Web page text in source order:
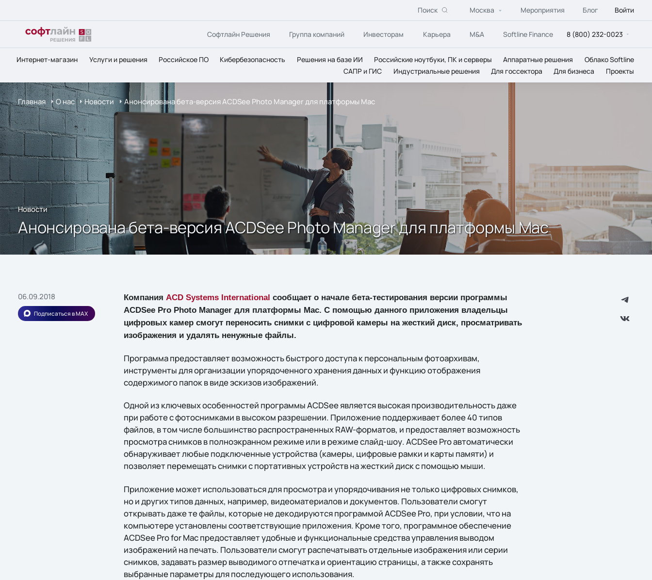
Поиск Москва Мероприятия Блог Войти
Софтлайн Решения Группа компаний Инвесторам Карьера M&A Softline Finance 8 (800) 232-0023
Интернет-магазин Услуги и решения Российское ПО Кибербезопасность Решения на базе ИИ Российские ноутбуки, ПК и серверы Аппаратные решения
Облако Softline
САПР и ГИС
Индустриальные решения Для госсектора Для бизнеса Проекты
Главная О нас Новости Анонсирована бета-версия ACDSee Photo Manager для платформы Mac
Новости
Анонсирована бета-версия ACDSee Photo Manager для платформы Mac
06.09.2018
Подписаться в MAX
Компания ACD Systems International сообщает о начале бета-тестирования версии программы
ACDSee Pro Photo Manager для платформы Mac. С помощью данного приложения владельцы
цифровых камер смогут переносить снимки с цифровой камеры на жесткий диск, просматривать
изображения и удалять ненужные файлы.
Программа предоставляет возможность быстрого доступа к персональным фотоархивам,
инструменты для организации упорядоченного хранения данных и функцию отображения
содержимого папок в виде эскизов изображений.
Одной из ключевых особенностей программы ACDSee является высокая производительность даже
при работе с фотоснимками в высоком разрешении. Приложение поддерживает более 40 типов
файлов, в том числе большинство распространенных RAW-форматов, и предоставляет возможность
просмотра снимков в полноэкранном режиме или в режиме слайд-шоу. ACDSee Pro автоматически
обнаруживает любые подключенные устройства (камеры, цифровые рамки и карты памяти) и
позволяет перемещать снимки с портативных устройств на жесткий диск с помощью мыши.
Приложение может использоваться для просмотра и упорядочивания не только цифровых снимков,
но и других типов данных, например, видеоматериалов и документов. Пользователи смогут
открывать даже те файлы, которые не декодируются программой ACDSee Pro, при условии, что на
компьютере установлены соответствующие приложения. Кроме того, программное обеспечение
ACDSee Pro for Mac предоставляет удобные и функциональные средства управления выводом
изображений на печать. Пользователи смогут распечатывать отдельные изображения или серии
снимков, задавать размер выводимого отпечатка и ориентацию страницы, а также сохранять
выбранные параметры для последующего использования.